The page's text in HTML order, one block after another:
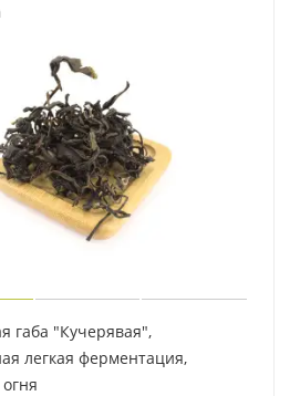
габа "Кучерявая",
легкая ферментация,